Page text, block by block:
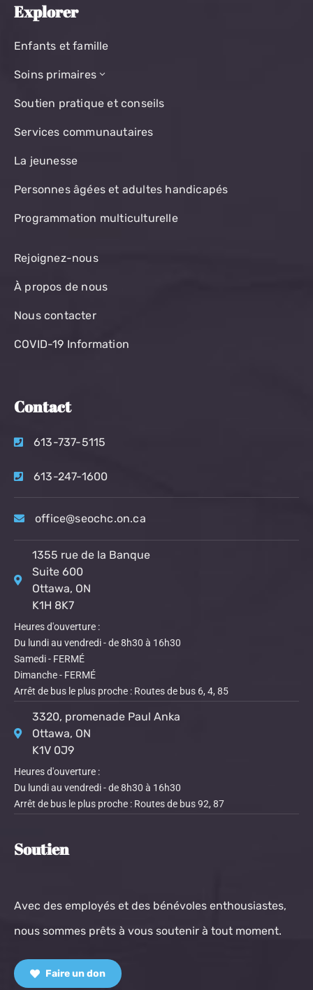
Explorer
Enfants et famille
Soins primaires
Soutien pratique et conseils
Services communautaires
La jeunesse
Personnes âgées et adultes handicapés
Programmation multiculturelle
Rejoignez-nous
À propos de nous
Nous contacter
COVID-19 Information
Contact
613-737-5115
613-247-1600
office@seochc.on.ca
1355 rue de la Banque
Suite 600
Ottawa, ON
K1H 8K7
Heures d'ouverture :
Du lundi au vendredi - de 8h30 à 16h30
Samedi - FERMÉ
Dimanche - FERMÉ
Arrêt de bus le plus proche : Routes de bus 6, 4, 85
3320, promenade Paul Anka
Ottawa, ON
K1V 0J9
Heures d'ouverture :
Du lundi au vendredi - de 8h30 à 16h30
Arrêt de bus le plus proche : Routes de bus 92, 87
Soutien
Avec des employés et des bénévoles enthousiastes,
nous sommes prêts à vous soutenir à tout moment.
Faire un don